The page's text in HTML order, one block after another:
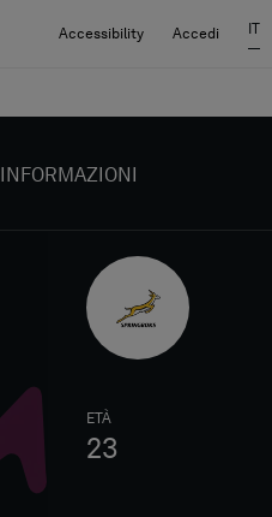
Accessibility Accedi IT
INFORMAZIONI
ETÀ
23